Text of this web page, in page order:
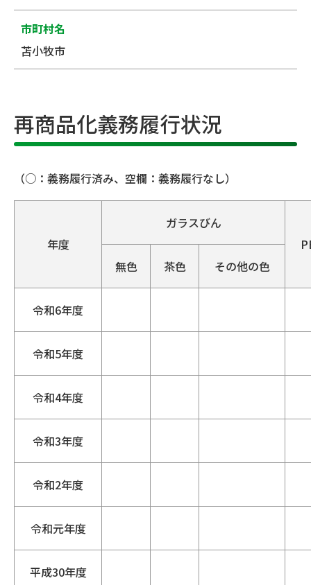
市町村名
苫小牧市
再商品化義務履行状況
（○：義務履行済み、空欄：義務履行なし）
年度
ガラスびん
無色
茶色 その他の色
令和6年度
令和5年度
令和4年度
令和3年度
令和2年度
令和元年度
平成30年度